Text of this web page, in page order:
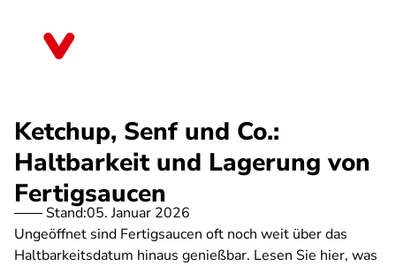
Ketchup, Senf und Co.:
Haltbarkeit und Lagerung von
Fertigsaucen
Stand:05. Januar 2026
Ungeöffnet sind Fertigsaucen oft noch weit über das
Haltbarkeitsdatum hinaus genießbar. Lesen Sie hier, was